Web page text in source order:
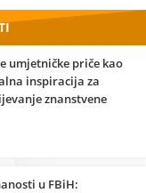
umjetničke priče kao
inspiracija za
znanstvene
u FBiH: